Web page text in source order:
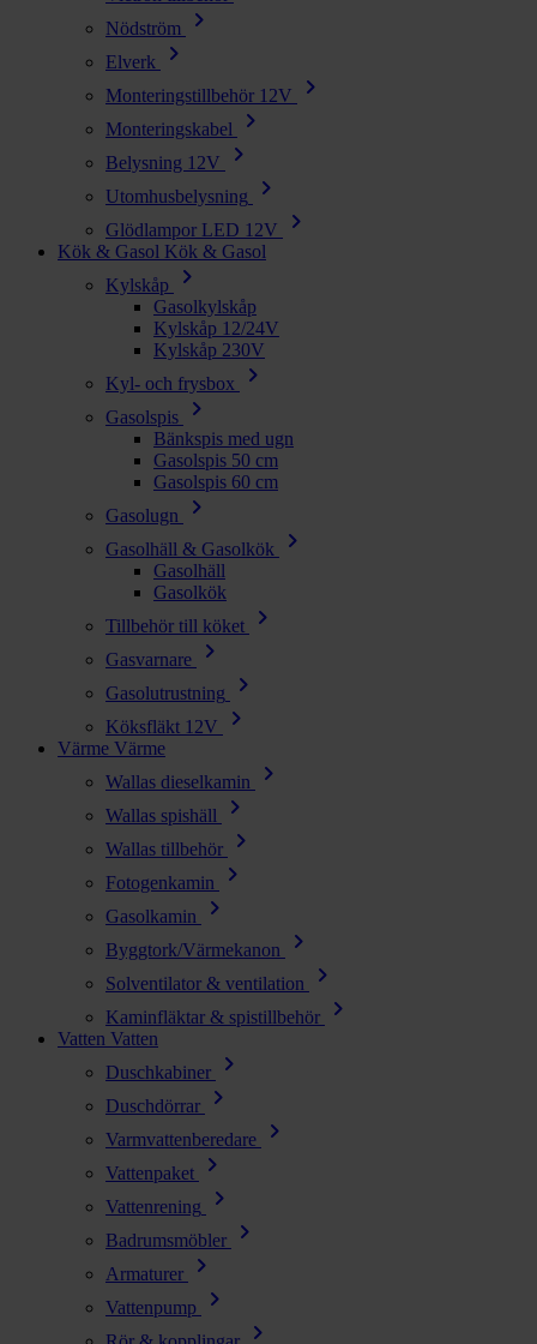
Nödström chevron_right
Elverk chevron_right
Monteringstillbehör 12V chevron_right
Monteringskabel chevron_right
Belysning 12V chevron_right
Utomhusbelysning chevron_right
Glödlampor LED 12V chevron_right
Kök & Gasol Kök & Gasol
Kylskåp
chevron_right
Gasolkylskåp
Kylskåp 12/24V
Kylskåp 230V
Kyl- och frysbox
chevron_right
Gasolspis chevron_right
Bänkspis med ugn
Gasolspis 50 cm
Gasolspis 60 cm
Gasolugn
chevron_right
Gasolhäll & Gasolkök chevron_right
Gasolhäll
Gasolkök
Tillbehör till köket
chevron_right
Gasvarnare chevron_right
Gasolutrustning chevron_right
Köksfläkt 12V chevron_right
Värme Värme
Wallas dieselkamin
chevron_right
Wallas spishäll chevron_right
Wallas tillbehör chevron_right
Fotogenkamin chevron_right
Gasolkamin chevron_right
Byggtork/Värmekanon chevron_right
Solventilator & ventilation chevron_right
Kaminfläktar & spistillbehör chevron_right
Vatten Vatten
Duschkabiner
chevron_right
Duschdörrar chevron_right
Varmvattenberedare chevron_right
Vattenpaket chevron_right
Vattenrening chevron_right
Badrumsmöbler chevron_right
Armaturer chevron_right
Vattenpump chevron_right
chevron_right